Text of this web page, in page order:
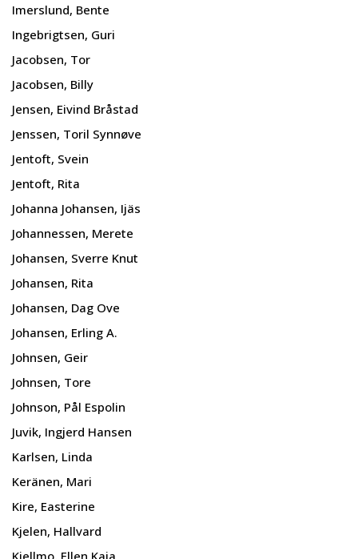
Imerslund, Bente
Ingebrigtsen, Guri
Jacobsen, Tor
Jacobsen, Billy
Jensen, Eivind Bråstad
Jenssen, Toril Synnøve
Jentoft, Svein
Jentoft, Rita
Johanna Johansen, Ijäs
Johannessen, Merete
Johansen, Sverre Knut
Johansen, Rita
Johansen, Dag Ove
Johansen, Erling A.
Johnsen, Geir
Johnsen, Tore
Johnson, Pål Espolin
Juvik, Ingjerd Hansen
Karlsen, Linda
Keränen, Mari
Kire, Easterine
Kjelen, Hallvard
Kjellmo, Ellen Kaia